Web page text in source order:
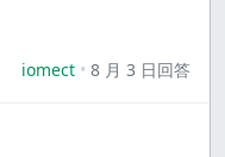
iomect 8 月 3 日回答